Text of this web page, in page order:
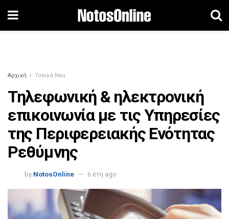
Αρχική Τοπικά Νέα
Τηλεφωνική & ηλεκτρονική
επικοινωνία με τις Υπηρεσίες
της Περιφερειακής Ενότητας
Ρεθύμνης
by NotosOnline 6 έτη ago